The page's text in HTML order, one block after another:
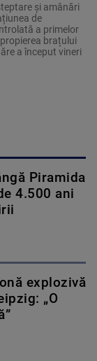
și amânări
de
a primelor
brațului
a început vineri
Piramida
4.500 ani
explozivă
„O